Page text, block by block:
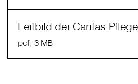
Leitbild der Caritas Pflege
pdf, 3 MB